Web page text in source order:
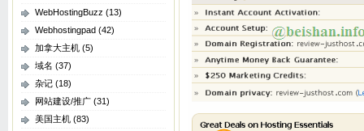
WebHostingBuzz (13)
Webhostingpad (42)
加拿大主机 (5)
域名 (37)
杂记 (18)
网站建设/推广 (31)
美国主机 (83)